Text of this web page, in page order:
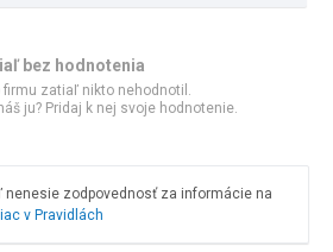
bez hodnotenia
firmu zatiaľ nikto nehodnotil.
ju? Pridaj k nej svoje hodnotenie.
nenesie zodpovednosť za informácie na
v Pravidlách